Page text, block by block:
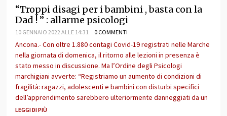
“Troppi disagi per i bambini , basta con la
Dad ! ” : allarme psicologi
10 GENNAIO 2022 ALLE 14:31 0 COMMENTI
Ancona.- Con oltre 1.880 contagi Covid-19 registrati nelle Marche
nella giornata di domenica, il ritorno alle lezioni in presenza è
stato messo in discussione. Ma l’Ordine degli Psicologi
marchigiani avverte: “Registriamo un aumento di condizioni di
fragilità: ragazzi, adolescenti e bambini con disturbi specifici
dell’apprendimento sarebbero ulteriormente danneggiati da un
LEGGI DI PIÙ